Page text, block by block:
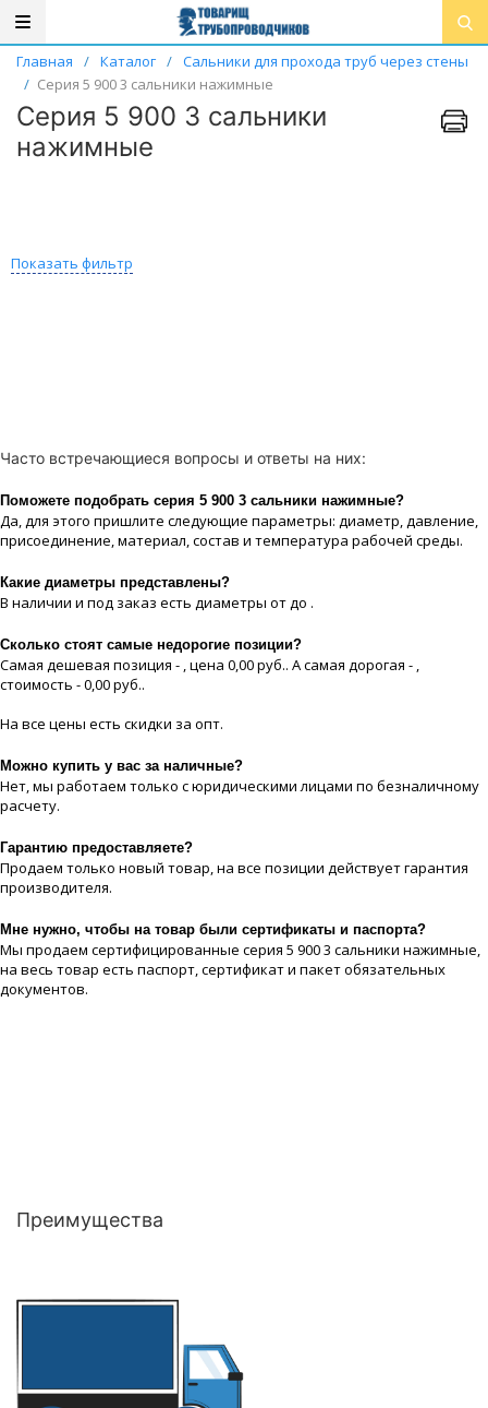
Главная / Каталог / Сальники для прохода труб через стены
/ Серия 5 900 3 сальники нажимные
Серия 5 900 3 сальники
нажимные
Показать фильтр
Часто встречающиеся вопросы и ответы на них:
Поможете подобрать серия 5 900 3 сальники нажимные?
Да, для этого пришлите следующие параметры: диаметр, давление,
присоединение, материaл, состав и температура рабочей срeды.
Какие диaметры представлены?
В наличии и под заказ есть диaметры от до .
Сколько стоят самые недорогие позиции?
Самая дешевая позиция - , цeна 0,00 руб.. А самая дорогая - ,
стоимость - 0,00 руб..
На все цeны есть скидки за опт.
Можно купить у вас за наличные?
Нет, мы работаем только с юридическими лицами по безналичному
расчету.
Гарантию предоставляете?
Продаем только новый товар, на все позиции действует гарантия
производителя.
Мне нужно, чтобы на товар были сертификаты и паспорта?
Мы продаем сертифицированные серия 5 900 3 сальники нажимные,
на весь товар есть паспорт, сертификат и пакет обязательных
документов.
Преимущества